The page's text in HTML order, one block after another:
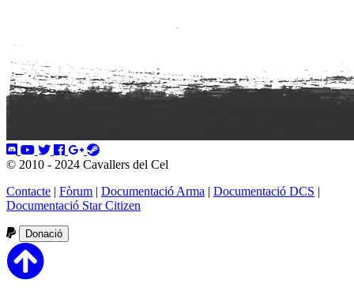
© 2010 - 2024 Cavallers del Cel
Contacte | Fòrum | Documentació Arma | Documentació DCS |
Documentació Star Citizen